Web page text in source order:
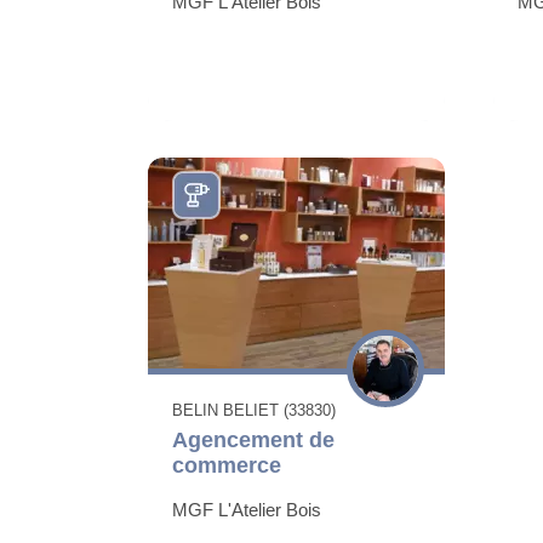
BELIN BELIET (33830)
Agencement de
commerce
MGF L'Atelier Bois